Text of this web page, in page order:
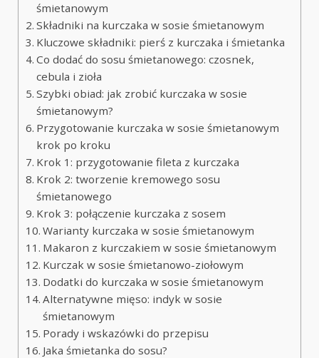
śmietanowym
Składniki na kurczaka w sosie śmietanowym
Kluczowe składniki: pierś z kurczaka i śmietanka
Co dodać do sosu śmietanowego: czosnek,
cebula i zioła
Szybki obiad: jak zrobić kurczaka w sosie
śmietanowym?
Przygotowanie kurczaka w sosie śmietanowym
krok po kroku
Krok 1: przygotowanie fileta z kurczaka
Krok 2: tworzenie kremowego sosu
śmietanowego
Krok 3: połączenie kurczaka z sosem
Warianty kurczaka w sosie śmietanowym
Makaron z kurczakiem w sosie śmietanowym
Kurczak w sosie śmietanowo-ziołowym
Dodatki do kurczaka w sosie śmietanowym
Alternatywne mięso: indyk w sosie
śmietanowym
Porady i wskazówki do przepisu
Jaka śmietanka do sosu?